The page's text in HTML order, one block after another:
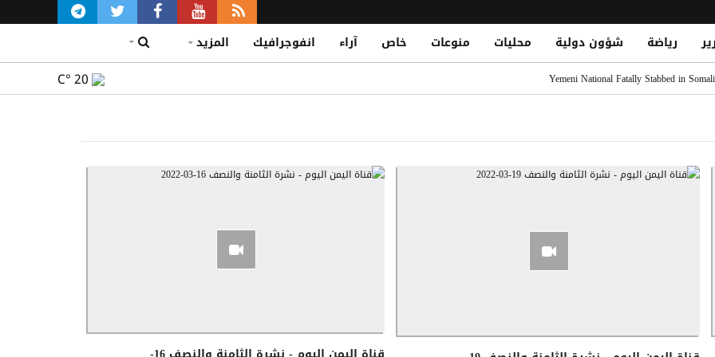
رياضة شؤون دولية محليات منوعات خاص آراء انفوجرافيك المزيد
Yemeni National Fatally Stabbed in
C° 20